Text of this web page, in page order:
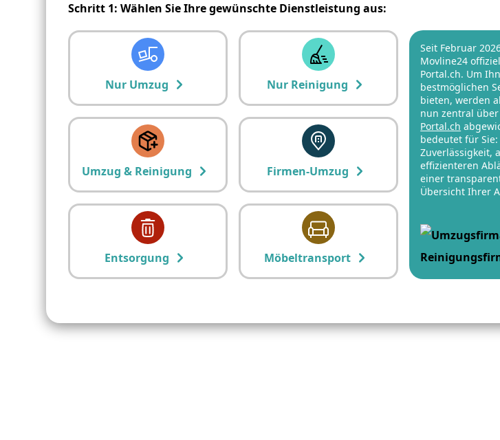
Schritt 1: Wählen Sie Ihre gewünschte Dienstleistung aus:
Nur Umzug Nur Reinigung
Umzug & Reinigung Firmen-Umzug
Entsorgung Möbeltransport
Seit Februar
Movline24
Portal.ch. Um
bestmöglichen
bieten, werden
nun zentral über
Portal.ch
bedeutet für Sie:
Zuverlässigkeit,
effizienteren
einer
Übersicht Ihrer